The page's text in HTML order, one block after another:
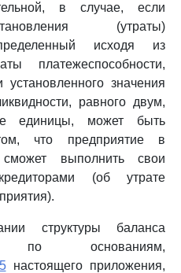
в случае, если
(утраты)
исходя из
платежеспособности,
значения
равного двум,
единицы, может быть
что предприятие в
выполнить свои
(об утрате
структуры баланса
по основаниям,
настоящего приложения,